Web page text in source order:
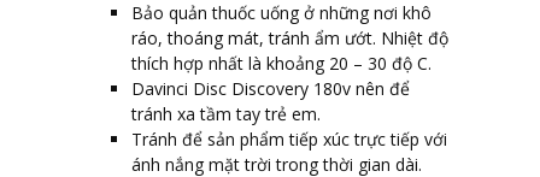
Bảo quản thuốc uống ở những nơi khô
ráo, thoáng mát, tránh ẩm ướt. Nhiệt độ
thích hợp nhất là khoảng 20 – 30 độ C.
Davinci Disc Discovery 180v nên để
tránh xa tầm tay trẻ em.
Tránh để sản phẩm tiếp xúc trực tiếp với
ánh nắng mặt trời trong thời gian dài.